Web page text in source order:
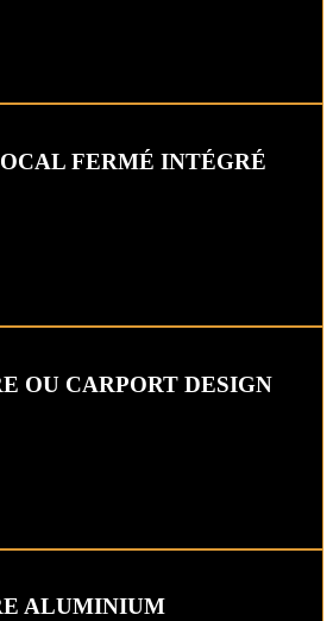
FERMÉ INTÉGRÉ
OU CARPORT DESIGN
ALUMINIUM